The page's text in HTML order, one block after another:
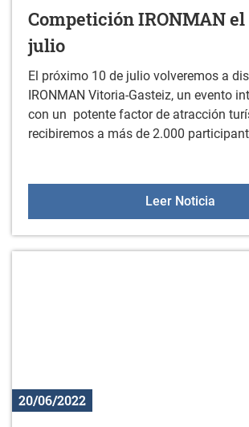
Competición IRONMAN el
julio
El próximo 10 de julio volveremos a
IRONMAN Vitoria-Gasteiz, un evento
con un potente factor de atracción
recibiremos a más de 2.000
Leer Noticia
20/06/2022